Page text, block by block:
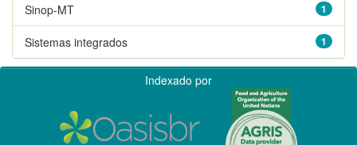
1
Sinop-MT
1
Sistemas integrados
Indexado por